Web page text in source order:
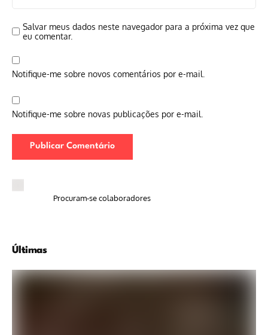
Salvar meus dados neste navegador para a próxima vez que
eu comentar.
Notifique-me sobre novos comentários por e-mail.
Notifique-me sobre novas publicações por e-mail.
Procuram-se colaboradores
Últimas